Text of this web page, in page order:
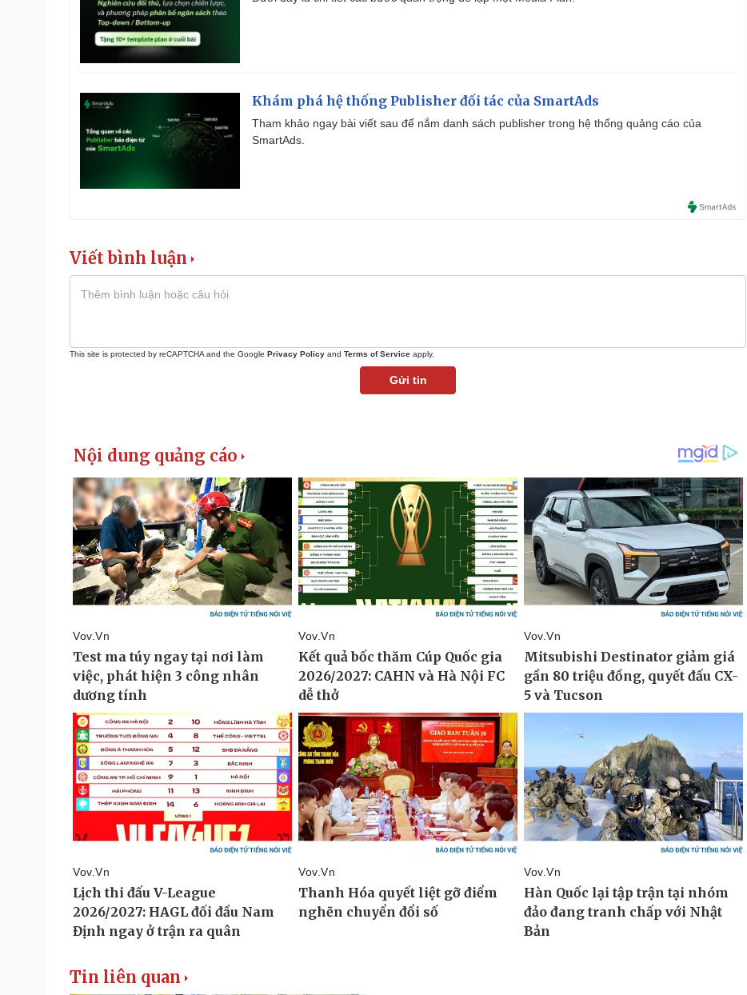
Khám phá hệ thống Publisher đối tác của SmartAds
Tham khảo ngay bài viết sau để nắm danh sách publisher trong hệ thống quảng cáo của
SmartAds.
Viết bình luận
This site is protected by reCAPTCHA and the Google Privacy Policy and Terms of Service apply.
Gửi tin
Tin liên quan